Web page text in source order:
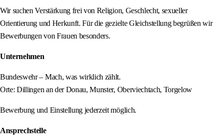
Wir suchen Verstärkung frei von Religion, Geschlecht, sexueller
Orientierung und Herkunft. Für die gezielte Gleichstellung begrüßen wir
Bewerbungen von Frauen besonders.
Unternehmen
Bundeswehr – Mach, was wirklich zählt.
Orte: Dillingen an der Donau, Munster, Oberviechtach, Torgelow
Bewerbung und Einstellung jederzeit möglich.
Ansprechstelle